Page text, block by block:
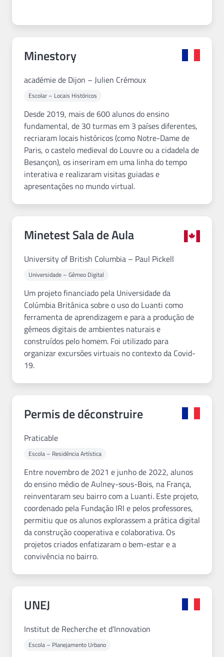
Minestory
académie de Dijon – Julien Crémoux
Escolar – Locais Históricos
Desde 2019, mais de 600 alunos do ensino
fundamental, de 30 turmas em 3 países diferentes,
recriaram locais históricos (como Notre-Dame de
Paris, o castelo medieval do Louvre ou a cidadela de
Besançon), os inseriram em uma linha do tempo
interativa e realizaram visitas guiadas e
apresentações no mundo virtual.
Minetest Sala de Aula
University of British Columbia – Paul Pickell
Universidade – Gêmeo Digital
Um projeto financiado pela Universidade da
Colúmbia Britânica sobre o uso do Luanti como
ferramenta de aprendizagem e para a produção de
gêmeos digitais de ambientes naturais e
construídos pelo homem. Foi utilizado para
organizar excursões virtuais no contexto da Covid-
19.
Permis de déconstruire
Praticable
Escola – Residência Artística
Entre novembro de 2021 e junho de 2022, alunos
do ensino médio de Aulney-sous-Bois, na França,
reinventaram seu bairro com a Luanti. Este projeto,
coordenado pela Fundação IRI e pelos professores,
permitiu que os alunos explorassem a prática digital
da construção cooperativa e colaborativa. Os
projetos criados enfatizaram o bem-estar e a
convivência no bairro.
UNEJ
Institut de Recherche et d'Innovation
Escola – Planejamento Urbano